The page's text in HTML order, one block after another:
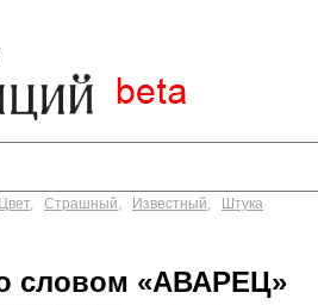
Цвет, Страшный, Известный, Штука
словом «АВАРЕЦ»